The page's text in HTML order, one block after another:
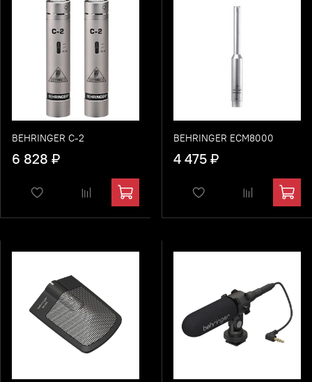
BEHRINGER C-2
6 828 ₽
BEHRINGER ECM8000
4 475 ₽